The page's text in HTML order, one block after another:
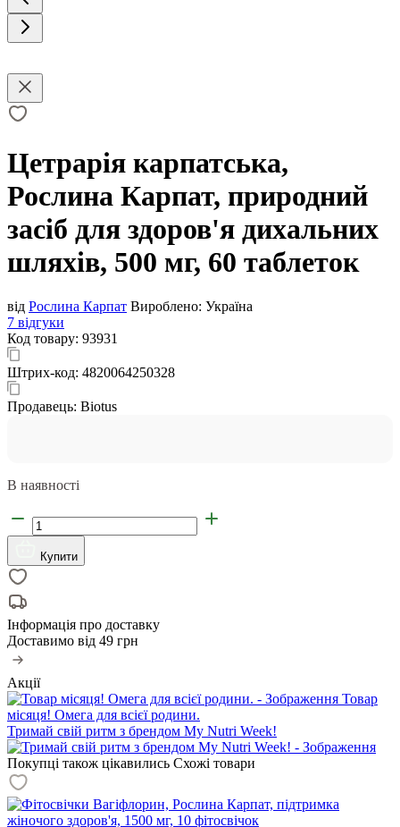
Цетрарія карпатська,
Рослина Карпат, природний
засіб для здоров'я дихальних
шляхів, 500 мг, 60 таблеток
від Рослина Карпат Вироблено: Україна
7 відгуки
Код товару: 93931
Штрих-код: 4820064250328
Продавець: Biotus
В наявності
Купити
Інформація про доставку
Доставимо від 49 грн
Акції
Товар
місяця! Омега для всієї родини.
Тримай свій ритм з брендом My Nutri Week!
Покупці також цікавились Схожі товари